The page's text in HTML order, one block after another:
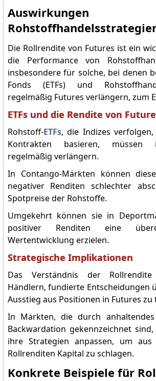
Die Rollrendite von Futures ist ein
die Performance von
insbesondere für solche, bei denen
Fonds (ETFs) und
regelmäßig Futures verlängern, zum
ETFs und die Rendite von
Rohstoff-ETFs, die Indizes
Kontrakten basieren, müssen
regelmäßig verlängern.
In Contango-Märkten können
negativer Renditen schlechter
Spotpreise der Rohstoffe.
Umgekehrt können sie in
positiver Renditen eine
Wertentwicklung erzielen.
Strategische Implikationen
Das Verständnis der
Händlern, fundierte Entscheidungen
Ausstieg aus Positionen in Futures zu
In Märkten, die durch
Backwardation gekennzeichnet
ihre Strategien anpassen, um
Rollrenditen Kapital zu schlagen.
Konkrete Beispiele für